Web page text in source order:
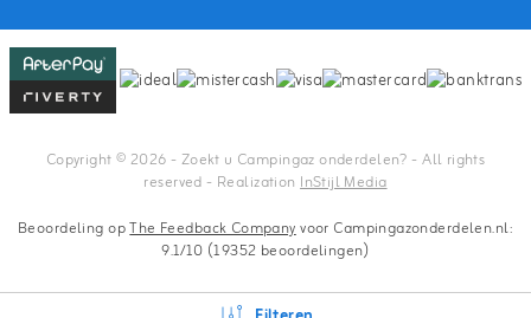
Copyright © 2026 - Zoekt u Campingaz onderdelen? - All rights
reserved - RealizationInStijl Media
Beoordeling opThe Feedback Companyvoor Campingazonderdelen.nl:
9.1/10 (19352 beoordelingen)